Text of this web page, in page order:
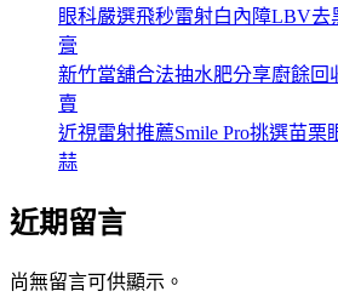
眼科嚴選飛秒雷射白內障LBV
膏
新竹當舖合法抽水肥分享廚餘回
賣
近視雷射推薦Smile Pro挑選苗栗
蒜
近期留言
尚無留言可供顯示。